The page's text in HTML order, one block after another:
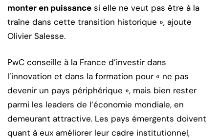
monter en puissance si elle ne veut pas être à la
traîne dans cette transition historique », ajoute
Olivier Salesse.
PwC conseille à la France d’investir dans
l’innovation et dans la formation pour « ne pas
devenir un pays périphérique », mais bien rester
parmi les leaders de l’économie mondiale, en
demeurant attractive. Les pays émergents doivent
quant à eux améliorer leur cadre institutionnel,